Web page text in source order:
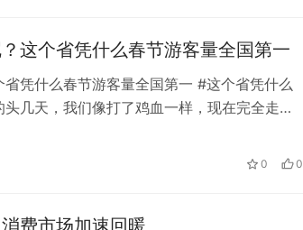
这个省凭什么春节游客量全国第一
凭什么春节游客量全国第一 #这个省凭什么
几天，我们像打了鸡血一样，现在完全走不
上讲解，很多人都累坏了。 今年春节假期，
0 0